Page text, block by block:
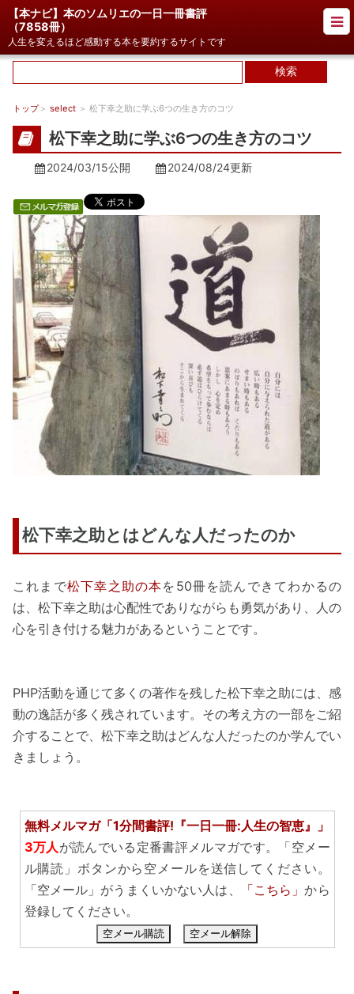
【本ナビ】本のソムリエの一日一冊書評
（7858冊）
人生を変えるほど感動する本を要約するサイトです
トップ＞ select ＞ 松下幸之助に学ぶ6つの生き方のコツ
松下幸之助に学ぶ6つの生き方のコツ
2024/03/15公開 2024/08/24更新
松下幸之助とはどんな人だったのか
これまで松下幸之助の本を50冊を読んできてわかるの
は、松下幸之助は心配性でありながらも勇気があり、人の
心を引き付ける魅力があるということです。
PHP活動を通じて多くの著作を残した松下幸之助には、感
動の逸話が多く残されています。その考え方の一部をご紹
介することで、松下幸之助はどんな人だったのか学んでい
きましょう。
無料メルマガ「1分間書評!『一日一冊:人生の智恵』」
3万人 が読んでいる定番書評メルマガです。「空メー
ル購読」ボタンから空メールを送信してください。
「空メール」がうまくいかない人は、
「こちら」から
登録してください。
空メール購読 空メール解除